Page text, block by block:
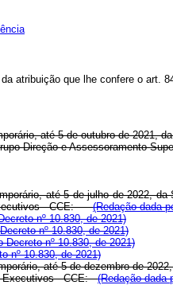
atribuição que lhe confere o art.
até 5 de outubro de 2021,
Direção e Assessoramento
até 5 de julho de 2022,
- CCE:(Redação dada
nº 10.830, de 2021)
nº 10.830, de 2021)
Decreto nº 10.830, de 2021)
nº 10.830, de 2021)
até 5 de dezembro de
Executivos - CCE:(Redação dada